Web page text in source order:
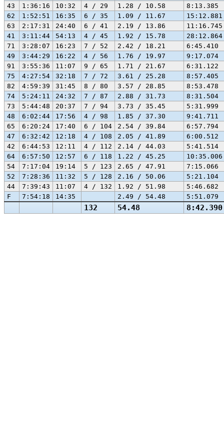
132 54.48 8:42.390
43 1:36:16 10:32 4 / 29 1.28 / 10.58
8:13.385
62
1:52:51 16:35 6 / 35 1.09 / 11.67
15:12.881
63
2:17:31 24:40 6 / 41 2.19 / 13.86
11:16.745
41
3:11:44 54:13 4 / 45 1.92 / 15.78
28:12.864
71
3:28:07 16:23 7 / 52 2.42 / 18.21
6:45.410
49
3:44:29 16:22 4 / 56 1.76 / 19.97
9:17.074
91
3:55:36 11:07 9 / 65 1.71 / 21.67
6:31.122
75
4:27:54 32:18 7 / 72 3.61 / 25.28
8:57.405
82
4:59:39 31:45 8 / 80 3.57 / 28.85
8:53.478
74
5:24:11 24:32 7 / 87 2.88 / 31.73
8:31.504
73
5:44:48 20:37 7 / 94 3.73 / 35.45
5:31.999
48
6:02:44 17:56 4 / 98 1.85 / 37.30
9:41.711
65
6:20:24 17:40 6 / 104 2.54 / 39.84
6:57.794
47
6:32:42 12:18 4 / 108 2.05 / 41.89
6:00.512
42
6:44:53 12:11 4 / 112 2.14 / 44.03
5:41.514
64
6:57:50 12:57 6 / 118 1.22 / 45.25
10:35.006
54
7:17:04 19:14 5 / 123 2.65 / 47.91
7:15.066
52
7:28:36 11:32 5 / 128 2.16 / 50.06
5:21.104
44
7:39:43 11:07 4 / 132 1.92 / 51.98
5:46.682
F
7:54:18 14:35 2.49 / 54.48 5:51.079